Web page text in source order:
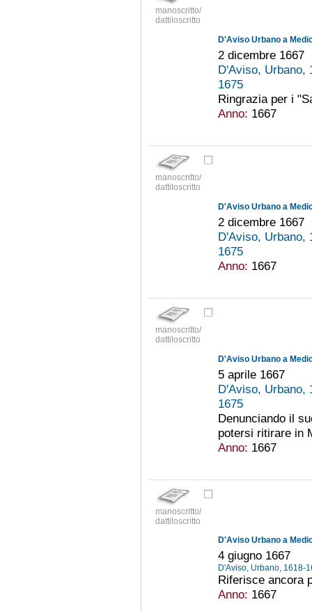
manoscritto/
dattiloscritto
D'Aviso Urbano a
2 dicembre 1667
D'Aviso, Urbano,
1675
Ringrazia per i
Anno: 1667
manoscritto/
dattiloscritto
D'Aviso Urbano a
2 dicembre 1667
D'Aviso, Urbano,
1675
Anno: 1667
manoscritto/
dattiloscritto
D'Aviso Urbano a
5 aprile 1667
D'Aviso, Urbano,
1675
Denunciando il
potersi ritirare in
Anno: 1667
manoscritto/
dattiloscritto
D'Aviso Urbano a
4 giugno 1667
D'Aviso, Urbano, 1618-
Riferisce ancora
Anno: 1667